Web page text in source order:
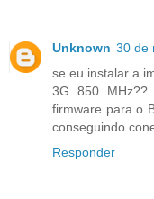
Unknown 30 de
se eu instalar a
3G 850
firmware para o
conseguindo
Responder